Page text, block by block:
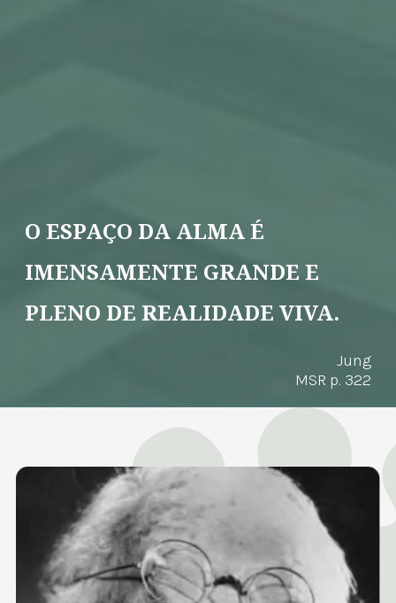
O ESPAÇO DA ALMA É
IMENSAMENTE GRANDE E
PLENO DE REALIDADE VIVA.
Jung
MSR p. 322